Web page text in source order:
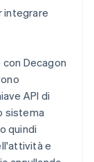
integrare
Decagon
API di
sistema
quindi
e